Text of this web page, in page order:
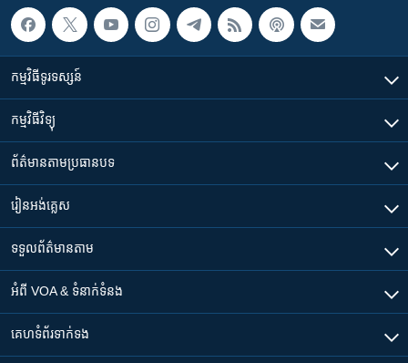
កម្មវិធី​ទូរទស្សន៍
កម្មវិធី​វិទ្យុ
ព័ត៌មាន​តាមប្រធានបទ​
រៀន​​អង់គ្លេស
ទទួល​ព័ត៌មាន​តាម
អំពី​ VOA & ទំនាក់ទំនង
គេហទំព័រ​​ទាក់ទង